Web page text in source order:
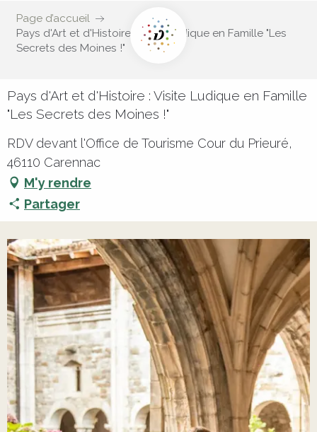
Page d’accueil
Pays d'Art et d'Histoire : Visite Ludique en Famille "Les
Secrets des Moines !"
Pays d'Art et d'Histoire : Visite Ludique en Famille
"Les Secrets des Moines !"
RDV devant l'Office de Tourisme Cour du Prieuré,
46110 Carennac
M'y rendre
Partager